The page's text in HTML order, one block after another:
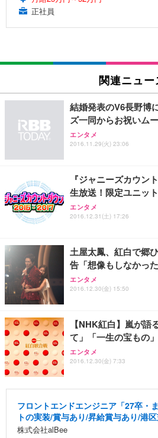
正社員
関連ニュー
結婚発表のV6長野博
ズ一同からお祝いム
エンタメ
2016.11.29(火) 23:06
『ジャニーズカウン
生放送！限定ユニッ
エンタメ
2016.12.31(土) 17:26
土屋太鳳、紅白で郷
告「想像もしなかった
エンタメ
2016.12.30(金) 15:50
【NHK紅白】嵐が
て」「一生の宝もの」
エンタメ
2016.12.30(金) 7:33
フロントエンドエンジニア「27卒・
トの実装/賞与あり/昇給賞与あり/港
株式会社alBee